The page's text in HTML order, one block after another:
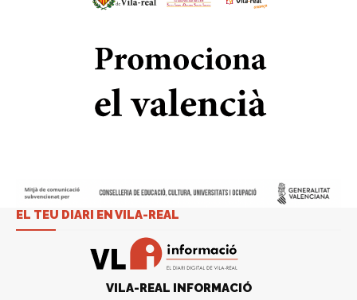
EL TEU DIARI EN VILA-REAL
VILA-REAL INFORMACIÓ